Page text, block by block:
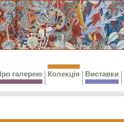
галерею Колекція Виставки